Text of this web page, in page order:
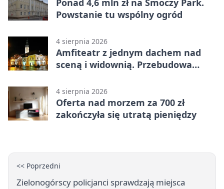
Ponad 4,6 mln zł na Smoczy Park.
Powstanie tu wspólny ogród
4 sierpnia 2026
Amfiteatr z jednym dachem nad
sceną i widownią. Przebudowa
4 sierpnia 2026
Oferta nad morzem za 700 zł
zakończyła się utratą pieniędzy
<< Poprzedni
Zielonogórscy policjanci sprawdzają miejsca